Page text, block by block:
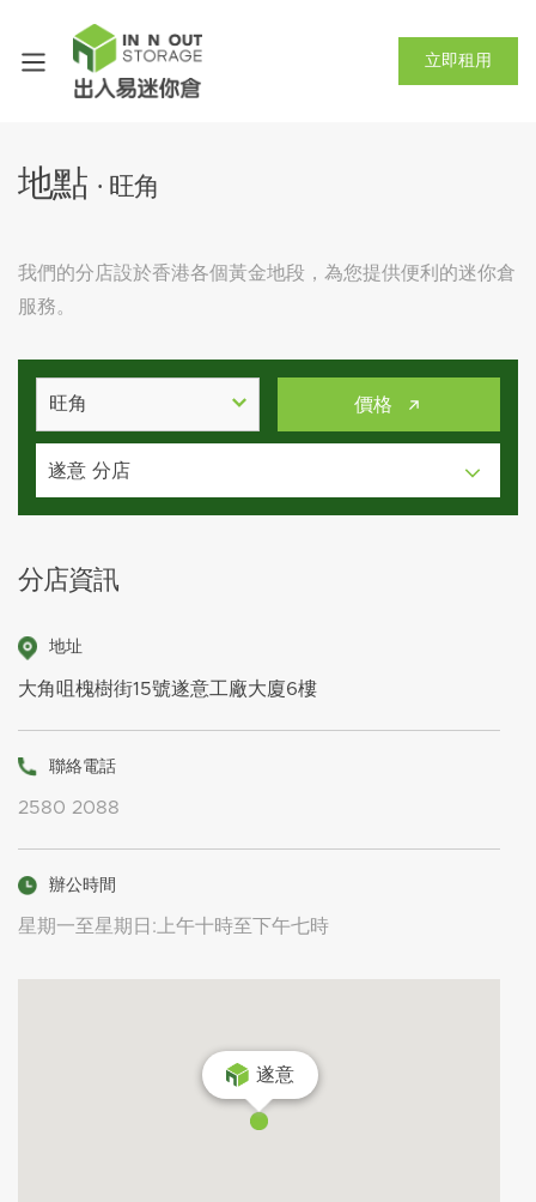
立即租用
地點 · 旺角
我們的分店設於香港各個黃金地段，為您提供便利的迷你倉
服務。
旺角 價格
遂意 分店
遂意 分店
福照 分店
分店資訊
地址
大角咀槐樹街15號遂意工廠大廈6樓
聯絡電話
2580 2088
辦公時間
星期一至星期日:上午十時至下午七時
遂意